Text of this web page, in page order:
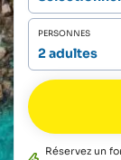
PERSONNES
2 adultes
Réservez un